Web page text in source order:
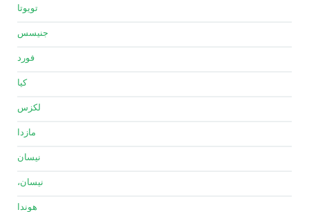
تويوتا
جنيسس
فورد
كيا
لكزس
مازدا
نيسان
نيسان،
هوندا